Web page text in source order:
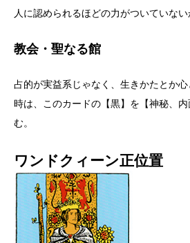
人に認められるほどの力がついていない
教会・聖なる館
占的が実益系じゃなく、生きかたとか
時は、このカードの【黒】を【神秘、
む。
ワンドクィーン正位置